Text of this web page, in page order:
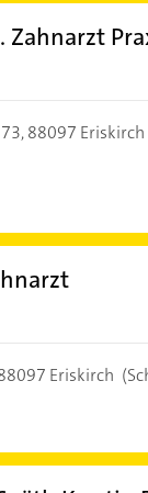
Zahnarzt
88097 Eriskirch
Eriskirch